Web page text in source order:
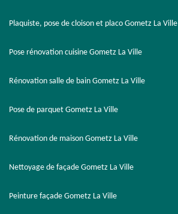
Plaquiste, pose de cloison et placo Gometz La Ville
Pose rénovation cuisine Gometz La Ville
Rénovation salle de bain Gometz La Ville
Pose de parquet Gometz La Ville
Rénovation de maison Gometz La Ville
Nettoyage de façade Gometz La Ville
Peinture façade Gometz La Ville